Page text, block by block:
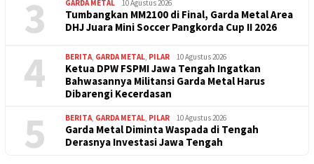
3 GARDA METAL 10 Agustus 2026
Tumbangkan MM2100 di Final, Garda Metal Area
DHJ Juara Mini Soccer Pangkorda Cup II 2026
4 BERITA GARDA METAL PILAR 10 Agustus 2026
Ketua DPW FSPMI Jawa Tengah Ingatkan
Bahwasannya Militansi Garda Metal Harus
Dibarengi Kecerdasan
5 BERITA GARDA METAL PILAR 10 Agustus 2026
Garda Metal Diminta Waspada di Tengah
Derasnya Investasi Jawa Tengah